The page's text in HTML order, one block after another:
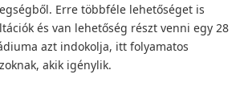
Erre többféle lehetőséget is
és van lehetőség részt venni egy 28
azt indokolja, itt folyamatos
akik igénylik.